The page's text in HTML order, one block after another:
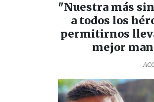
"Nuestra más
a todos los
permitirnos
mejor